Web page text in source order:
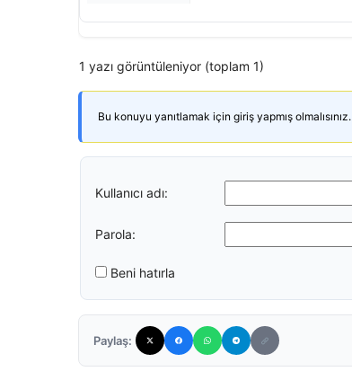
1 yazı görüntüleniyor (toplam 1)
Bu konuyu yanıtlamak için giriş yapmış olmalısınız.
Kullanıcı adı:
Parola:
Beni hatırla
Paylaş: